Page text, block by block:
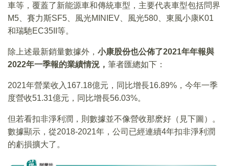
車等，覆蓋了新能源車和傳統車型，主要代表車型包括問界
M5、賽力斯SF5、風光MINIEV、風光580、東風小康K01
和瑞馳EC35II等。
除上述最新銷量數據外， 小康股份也公佈了2021年年報與
2022年一季報的業績情況， 筆者匯總如下：
2021年營業收入167.18億元，同比增長16.89%，今年一季
度營收51.31億元，同比增長56.03%。
但若看扣非淨利潤，則數據並不像營收那麽好（見下圖）。
數據顯示，從2018-2021年，公司已經連續4年扣非淨利潤
的虧損擴大了。